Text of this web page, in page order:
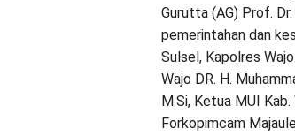
Gurutta (AG) Prof.
pemerintahan dan
Sulsel, Kapolres
Wajo DR. H.
M.Si, Ketua MUI Kab.
Forkopimcam